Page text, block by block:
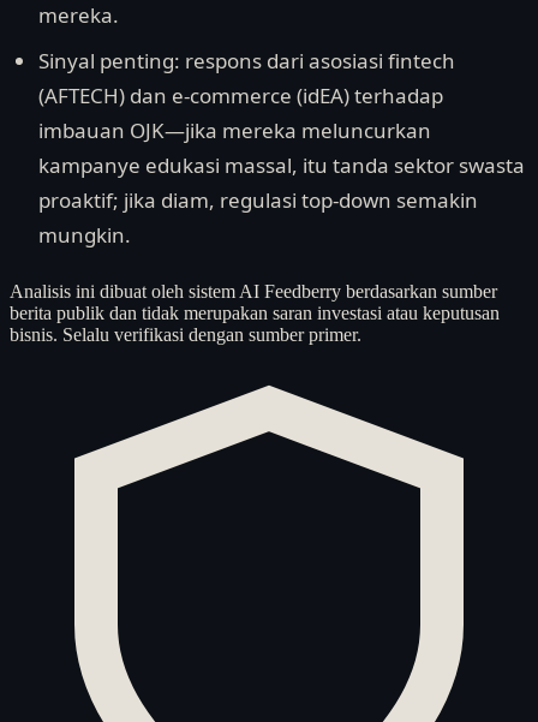
mereka.
Sinyal penting: respons dari asosiasi fintech
(AFTECH) dan e-commerce (idEA) terhadap
imbauan OJK—jika mereka meluncurkan
kampanye edukasi massal, itu tanda sektor swasta
proaktif; jika diam, regulasi top-down semakin
mungkin.
Analisis ini dibuat oleh sistem AI Feedberry berdasarkan sumber
berita publik dan tidak merupakan saran investasi atau keputusan
bisnis. Selalu verifikasi dengan sumber primer.